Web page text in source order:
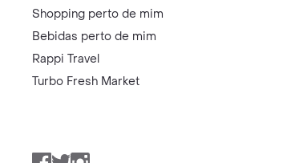
Shopping perto de mim
Bebidas perto de mim
Rappi Travel
Turbo Fresh Market